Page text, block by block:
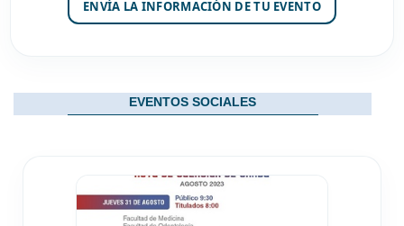
ENVÍA LA INFORMACIÓN DE TU EVENTO
EVENTOS SOCIALES